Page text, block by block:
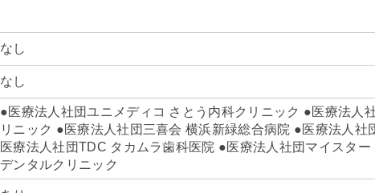
なし
なし
●医療法人社団ユニメディコ さとう内科クリニック ●医療法人
リニック ●医療法人社団三喜会 横浜新緑総合病院 ●医療法人社
医療法人社団TDC タカムラ歯科医院 ●医療法人社団マイスター
デンタルクリニック